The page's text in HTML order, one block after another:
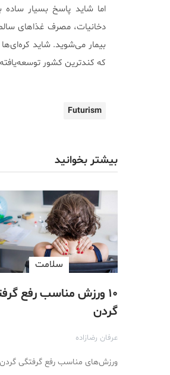
اما شاید پاسخ بسیار
دخانیات، مصرف غذاهای
بیمار می‌شوید. شاید
که کندترین کشور
Futurism
بیشتر بخوانید
سلامت
۱۰ ورزش مناسب رفع
گردن
عرفان رضازاده
ورزش‌های مناسب رفع گرفتگی گردن